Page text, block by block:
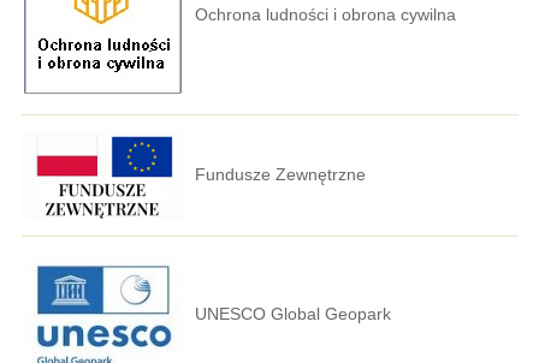
Ochrona ludności i obrona cywilna
Fundusze Zewnętrzne
UNESCO Global Geopark